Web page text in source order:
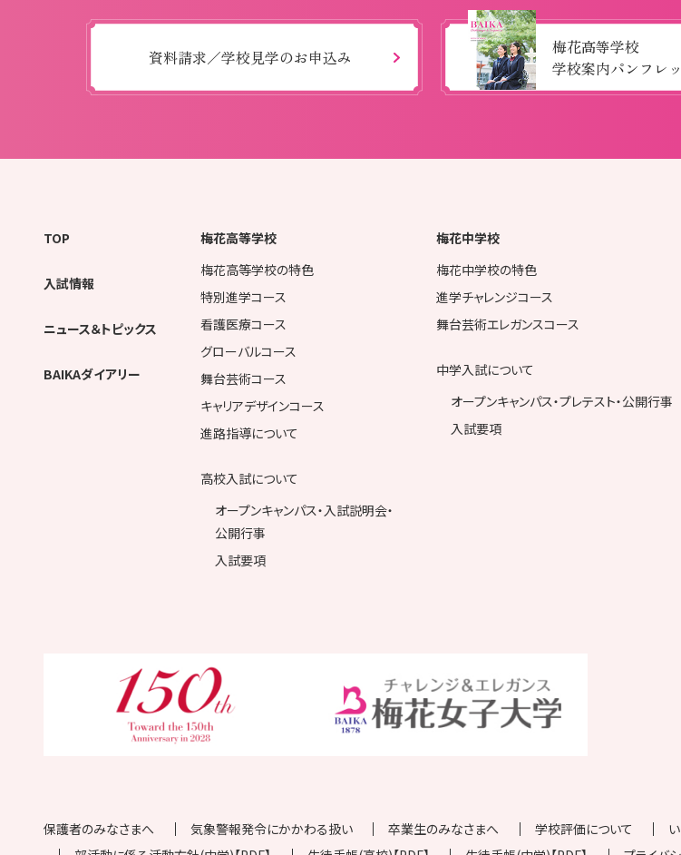
資料請求／学校見学のお申込み
梅花高等学校
学校案内パンフレ
TOP
入試情報
ニュース＆トピックス
BAIKAダイアリー
梅花高等学校
梅花高等学校の特色
特別進学コース
看護医療コース
グローバルコース
舞台芸術コース
キャリアデザインコース
進路指導について
高校入試について
オープンキャンパス・入試説明会・
公開行事
入試要項
梅花中学校
梅花中学校の特色
進学チャレンジコース
舞台芸術エレガンスコース
中学入試について
オープンキャンパス・プレテスト・公開行事
入試要項
保護者のみなさまへ 気象警報発令にかかわる扱い 卒業生のみなさまへ 学校評価について